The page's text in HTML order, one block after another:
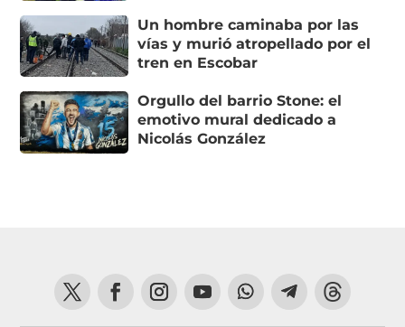
Un hombre caminaba por las
vías y murió atropellado por el
tren en Escobar
Orgullo del barrio Stone: el
emotivo mural dedicado a
Nicolás González